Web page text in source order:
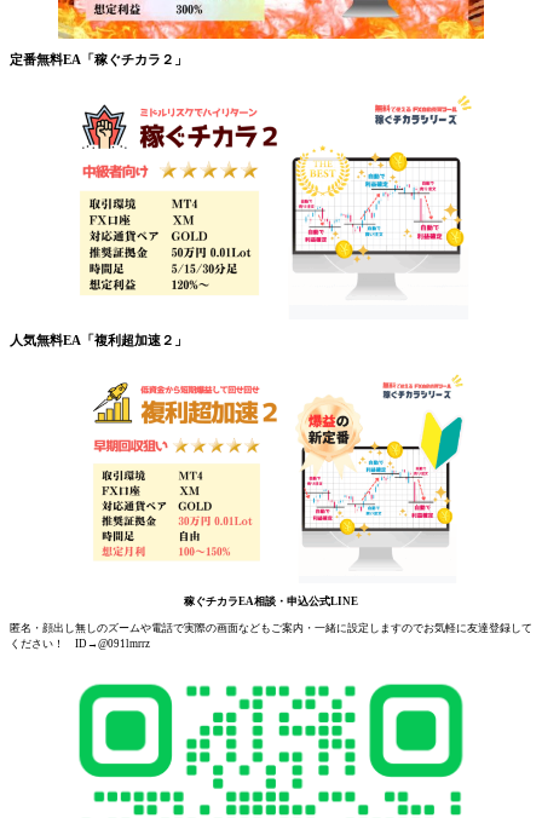
定番無料EA「稼ぐチカラ２」
人気無料EA「複利超加速２」
稼ぐチカラEA相談・申込公式LINE
匿名・顔出し無しのズームや電話で実際の画面などもご案内・一緒に設定しますのでお気軽に友達登録して
ください！ ID→@091lmrrz